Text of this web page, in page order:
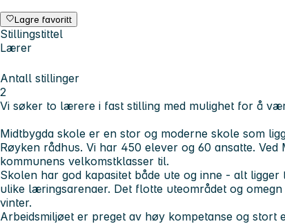
Lagre favoritt
Stillingstittel
Lærer
Antall stillinger
2
Vi søker to lærere i fast stilling med mulighet for å
Midtbygda skole er en stor og moderne skole som
Røyken rådhus. Vi har 450 elever og 60 ansatte.
kommunens velkomstklasser til.
Skolen har god kapasitet både ute og inne - alt
ulike læringsarenaer. Det flotte uteområdet og
vinter.
Arbeidsmiljøet er preget av høy kompetanse og stort